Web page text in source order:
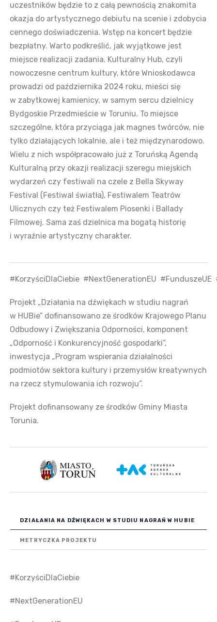
uczestników będzie to z całą pewnością znakomita
okazja do artystycznego debiutu na scenie i zdobycia
cennego doświadczenia. Wstęp na koncert będzie
bezpłatny. Warto podkreślić, jak wyjątkowe jest
miejsce realizacji zadania. Kulturalny Hub, czyli
nowoczesne centrum kultury, które Wnioskodawca
prowadzi od października 2024 roku, mieści się
w zabytkowej kamienicy, w samym sercu dzielnicy
Bydgoskie Przedmieście w Toruniu. To miejsce
szczególne, która przyciąga jak magnes twórców, nie
tylko działających lokalnie, ale i też międzynarodowo.
Wielu z nich współpracowało już z Toruńską Agendą
Kulturalną przy okazji realizacji szeregu miejskich
wydarzeń czy festiwali na czele z Bella Skyway
Festival (Festiwal światła), Festiwalem Teatrów
Ulicznych czy też Festiwalem Piosenki i Ballady
Filmowej. Sama zaś dzielnica ma bogatą historię
i wyraźnie artystyczny charakter.
#KorzyściDlaCiebie #NextGenerationEU #FunduszeUE
Projekt „Działania na dźwiękach w studiu nagrań
w HUBie” dofinansowano ze środków Krajowego Planu
Odbudowy i Zwiększania Odporności, komponent
„Odporność i Konkurencyjność gospodarki”,
inwestycja „Program wspierania działalności
podmiotów sektora kultury i przemysłów kreatywnych
na rzecz stymulowania ich rozwoju”.
Projekt dofinansowany ze środków Gminy Miasta
Torunia.
DZIAŁANIA NA DŹWIĘKACH W STUDIU NAGRAŃ W HUBIE
METRYCZKA PROJEKTU
#KorzyściDlaCiebie
#NextGenerationEU